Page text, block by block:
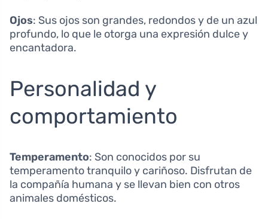
Ojos: Sus ojos son grandes, redondos y de un azul
profundo, lo que le otorga una expresión dulce y
encantadora.
Personalidad y
comportamiento
Temperamento: Son conocidos por su
temperamento tranquilo y cariñoso. Disfrutan de
la compañía humana y se llevan bien con otros
animales domésticos.